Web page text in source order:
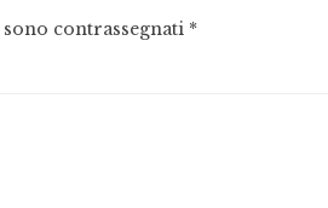
contrassegnati *